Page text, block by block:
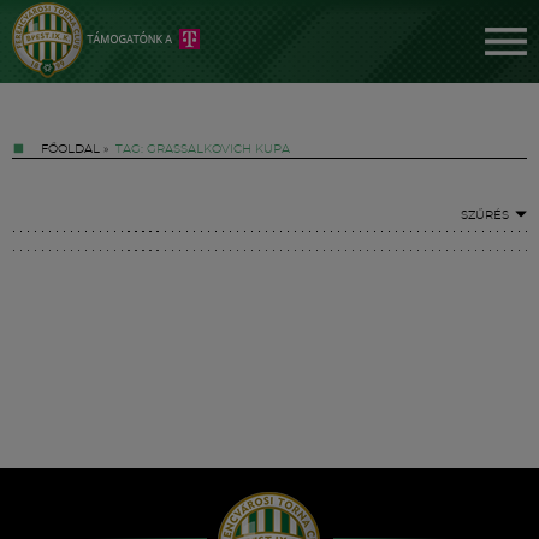
FŐOLDAL » TAG: GRASSALKOVICH KUPA
SZŰRÉS
Hírek